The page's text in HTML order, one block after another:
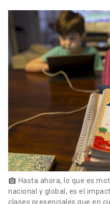
Padres y familia
Vecinos
Correo UC launch
Mi Portal UC launch
Medios Biblioteca launch
Donaciones launch
photo_camera Hasta ahora, lo que es
nacional y global, es el
clases presenciales que en